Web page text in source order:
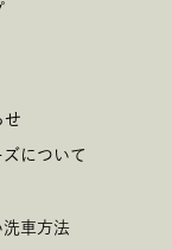
せ
について
洗車方法